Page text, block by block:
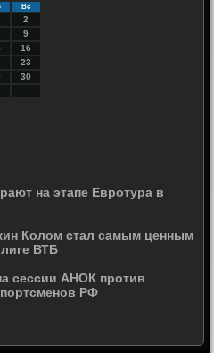
Вс
2
9
16
23
30
на этапе Евротура в
Колом стал самым ценным
ВТБ
сессии АНОК против
РФ